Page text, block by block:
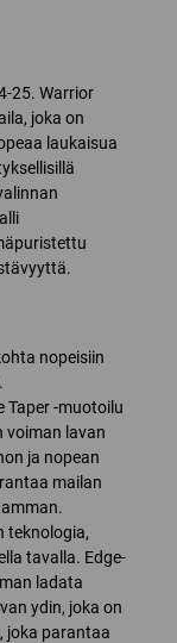
25. Warrior
joka on
laukaisua
nopeisiin
Taper -muotoilu
voiman lavan
ja nopean
mailan
teknologia,
tavalla. Edge-
ladata
ydin, joka on
joka parantaa